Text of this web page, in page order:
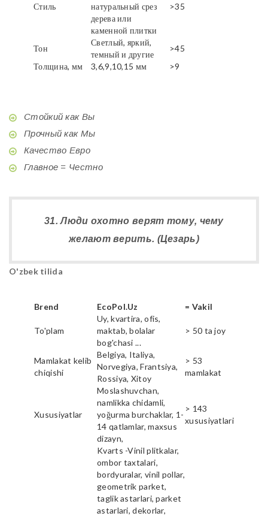
Стиль
натуральный срез
дерева или
каменной плитки
>35
Тон
Светлый, яркий,
темный и другие
>45
Толщина, мм
3,6,9,10,15 мм >9
Стойкий как Вы
Прочный как Мы
Качество Евро
Главное = Честно
31. Люди охотно верят тому, чему
желают верить. (Цезарь)
O'zbek tilida
Brend EcoPol.Uz = Vakil
To'plam
Uy, kvartira, ofis,
maktab, bolalar
bog'chasi ...
> 50 ta joy
Mamlakat kelib
chiqishi
Belgiya, Italiya,
Norvegiya, Frantsiya,
Rossiya, Xitoy
> 53
mamlakat
Xususiyatlar
Moslashuvchan,
namlikka chidamli,
yoğurma burchaklar, 1-
14 qatlamlar, maxsus
dizayn,
> 143
xususiyatlari
Kvarts -Vinil plitkalar,
ombor taxtalari,
bordyuralar, vinil pollar,
geometrik parket,
taglik astarlari, parket
astarlari, dekorlar,